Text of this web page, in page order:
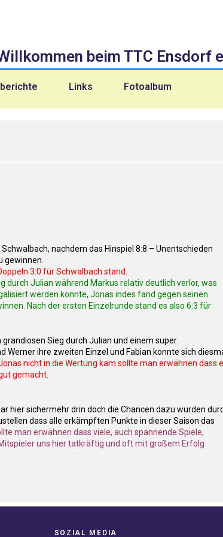
beim TTC Ensdorf
Links Fotoalbum
nachdem das Hinspiel 8:8 – Unentschieden
gewinnen.
3:0 für Schwalbach stand.
Julian während Markus relativ deutlich verlor, was
werden konnte, Jonas indes fand gegen seinen
Nach der ersten Einzelrunde stand es also 6:3 für
Sieg durch Julian und einem super
Werner ihre zweiten Einzel und Fabian konnte sich
nicht in die Wertung kam sollte man erwähnen dass
gemacht.
hier sichermehr drin doch die Chancen dazu wurden
dass alle erkämpften Punkte in dieser Saison das
man erwähnen dass viele, auch spannende Spiele,
uns hier tatkräftig und oft mit großem Erfolg
SOZIAL MEDIA